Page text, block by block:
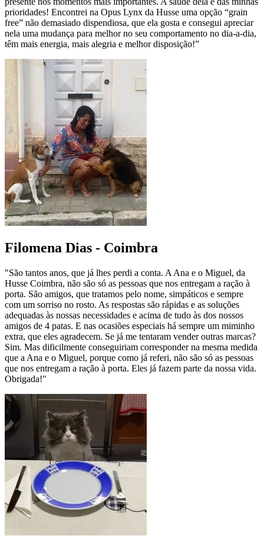
prioridades! Encontrei na Opus Lynx da Husse uma opção “grain
free” não demasiado dispendiosa, que ela gosta e consegui apreciar
nela uma mudança para melhor no seu comportamento no dia-a-dia,
têm mais energia, mais alegria e melhor disposição!”
Filomena Dias - Coimbra
"São tantos anos, que já lhes perdi a conta. A Ana e o Miguel, da
Husse Coimbra, não são só as pessoas que nos entregam a ração à
porta. São amigos, que tratamos pelo nome, simpáticos e sempre
com um sorriso no rosto. As respostas são rápidas e as soluções
adequadas às nossas necessidades e acima de tudo às dos nossos
amigos de 4 patas. E nas ocasiões especiais há sempre um miminho
extra, que eles agradecem. Se já me tentaram vender outras marcas?
Sim. Mas dificilmente conseguiriam corresponder na mesma medida
que a Ana e o Miguel, porque como já referi, não são só as pessoas
que nos entregam a ração à porta. Eles já fazem parte da nossa vida.
Obrigada!"